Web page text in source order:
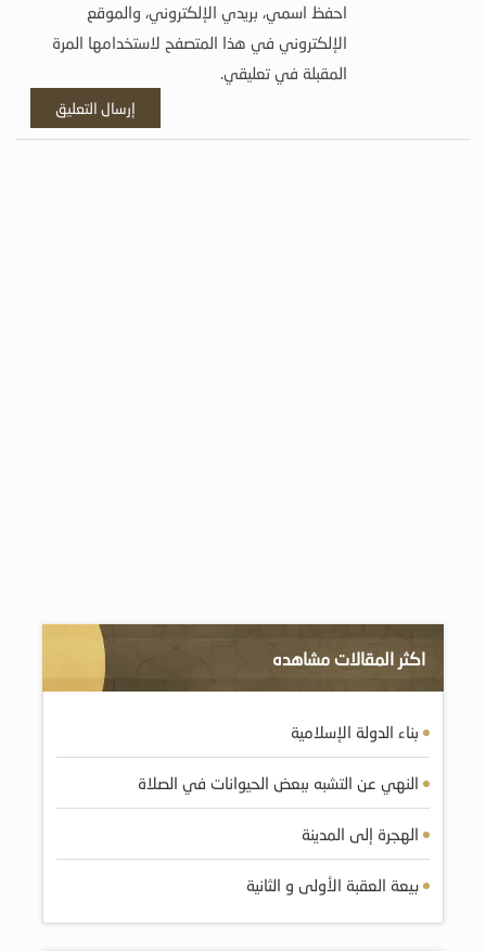
احفظ اسمي، بريدي الإلكتروني، والموقع
الإلكتروني في هذا المتصفح لاستخدامها المرة
المقبلة في تعليقي.
اكثر المقالات مشاهده
بناء الدولة الإسلامية
النهي عن التشبه ببعض الحيوانات في الصلاة
الهجرة إلى المدينة
بيعة العقبة الأولى و الثانية